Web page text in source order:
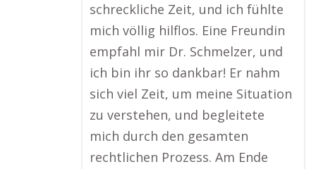
schreckliche Zeit, und ich fühlte
mich völlig hilflos. Eine Freundin
empfahl mir Dr. Schmelzer, und
ich bin ihr so dankbar! Er nahm
sich viel Zeit, um meine Situation
zu verstehen, und begleitete
mich durch den gesamten
rechtlichen Prozess. Am Ende